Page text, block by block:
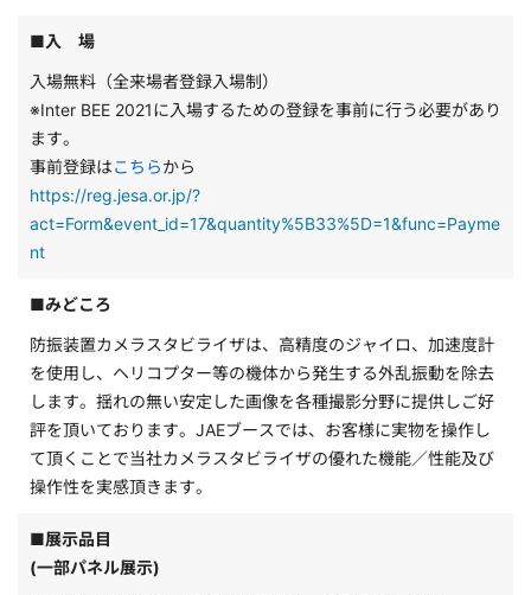
■入 場
入場無料（全来場者登録入場制）
※Inter BEE 2021に入場するための登録を事前に行う必要があり
ます。
事前登録はこちらから
https://reg.jesa.or.jp/?
act=Form&event_id=17&quantity%5B33%5D=1&func=Payme
nt
■みどころ
防振装置カメラスタビライザは、高精度のジャイロ、加速度計
を使用し、ヘリコプター等の機体から発生する外乱振動を除去
します。揺れの無い安定した画像を各種撮影分野に提供しご好
評を頂いております。JAEブースでは、お客様に実物を操作し
て頂くことで当社カメラスタビライザの優れた機能／性能及び
操作性を実感頂きます。
■展示品目
(一部パネル展示)